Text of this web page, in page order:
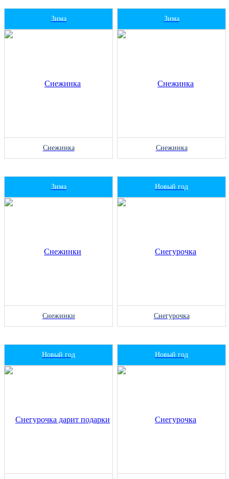
Зима
Снежинка
Зима
Снежинка
Зима
Снежинки
Новый год
Снегурочка
Новый год Новый год